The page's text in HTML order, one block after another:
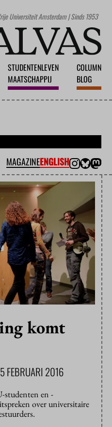
Universiteit Amsterdam | Sinds 1953
STUDENTENLEVEN
MAATSCHAPPIJ
COLUMN
BLOG
MAGAZINEENGLISH
komt
5 FEBRUARI 2016
studenten en -
over universitaire